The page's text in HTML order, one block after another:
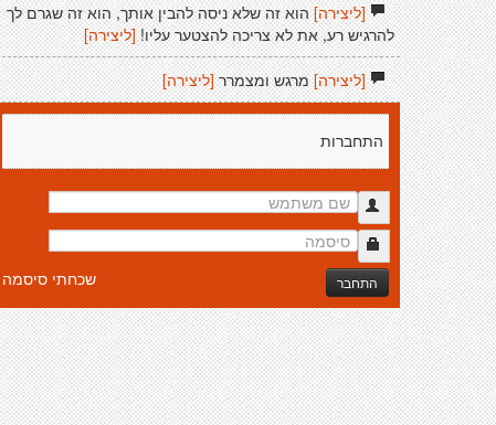
[ליצירה]הוא זה שלא ניסה להבין אותך, הוא זה שגרם לך
להרגיש רע, את לא צריכה להצטער עליו![ליצירה]
[ליצירה]מרגש ומצמרר [ליצירה]
התחברות
התחבר שכחתי סיסמה